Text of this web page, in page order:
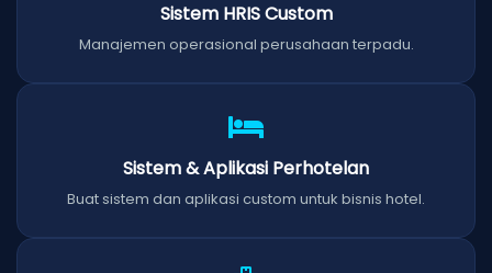
Sistem HRIS Custom
Manajemen operasional perusahaan terpadu.
Sistem & Aplikasi Perhotelan
Buat sistem dan aplikasi custom untuk bisnis hotel.